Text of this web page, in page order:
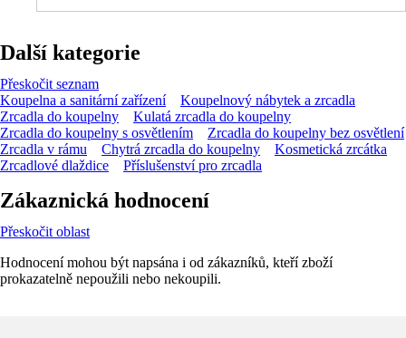
Další kategorie
Přeskočit seznam
Koupelna a sanitární zařízení
Koupelnový nábytek a zrcadla
Zrcadla do koupelny
Kulatá zrcadla do koupelny
Zrcadla do koupelny s osvětlením
Zrcadla do koupelny bez osvětlení
Zrcadla v rámu
Chytrá zrcadla do koupelny
Kosmetická zrcátka
Zrcadlové dlaždice
Příslušenství pro zrcadla
Zákaznická hodnocení
Přeskočit oblast
Hodnocení mohou být napsána i od zákazníků, kteří zboží
prokazatelně nepoužili nebo nekoupili.